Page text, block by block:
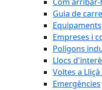
Guia de
Equipaments
Empreses i
Polígons
Llocs
Voltes a Lliçà
Emergències